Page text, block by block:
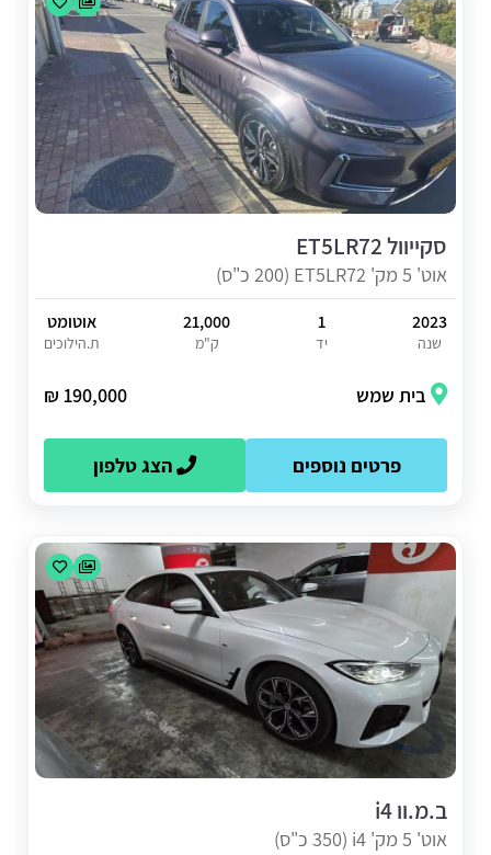
סקייוול ET5LR72
אוט' 5 מק' ET5LR72 (200 כ"ס)
2023
שנה
1
יד
21,000
ק"מ
אוטומט
ת.הילוכים
בית שמש 190,000 ₪
פרטים נוספים הצג טלפון
ב.מ.וו i4
אוט' 5 מק' i4 (350 כ"ס)